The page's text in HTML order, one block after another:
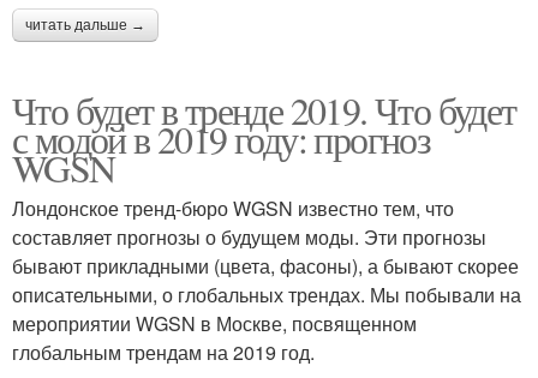
читать дальше →
Что будет в тренде 2019. Что будет
с модой в 2019 году: прогноз
WGSN
Лондонское тренд-бюро WGSN известно тем, что
составляет прогнозы о будущем моды. Эти прогнозы
бывают прикладными (цвета, фасоны), а бывают скорее
описательными, о глобальных трендах. Мы побывали на
мероприятии WGSN в Москве, посвященном
глобальным трендам на 2019 год.